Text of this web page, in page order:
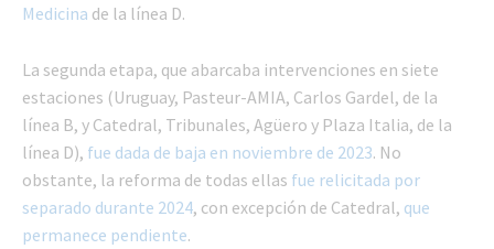
Medicina de la línea D.
La segunda etapa, que abarcaba intervenciones en siete
estaciones (Uruguay, Pasteur-AMIA, Carlos Gardel, de la
línea B, y Catedral, Tribunales, Agüero y Plaza Italia, de la
línea D), fue dada de baja en noviembre de 2023. No
obstante, la reforma de todas ellas fue relicitada por
separado durante 2024, con excepción de Catedral, que
permanece pendiente.